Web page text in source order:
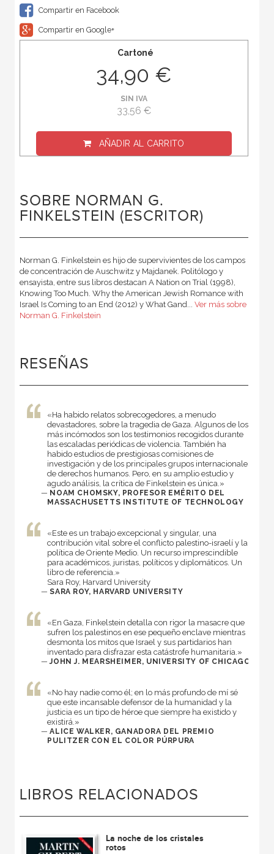
Compartir en Facebook
Compartir en Google+
Cartoné
34,90 €
SIN IVA
33,56 €
AÑADIR AL CARRITO
SOBRE NORMAN G.
FINKELSTEIN (ESCRITOR)
Norman G. Finkelstein es hijo de supervivientes de los campos
de concentración de Auschwitz y Majdanek. Politólogo y
ensayista, entre sus libros destacan A Nation on Trial (1998),
Knowing Too Much. Why the American Jewish Romance with
Israel Is Coming to an End (2012) y What Gand... Ver más sobre
Norman G. Finkelstein
RESEÑAS
«Ha habido relatos sobrecogedores, a menudo
devastadores, sobre la tragedia de Gaza. Algunos de los
más incómodos son los testimonios recogidos durante
las escaladas periódicas de violencia. También ha
habido estudios de prestigiosas comisiones de
investigación y de los principales grupos internacionales
de derechos humanos. Pero, en su amplio estudio y
agudo análisis, la crítica de Finkelstein es única.»
— NOAM CHOMSKY, PROFESOR EMÉRITO DEL
MASSACHUSETTS INSTITUTE OF TECHNOLOGY
«Este es un trabajo excepcional y singular, una
contribución vital sobre el conflicto palestino-israelí y la
política de Oriente Medio. Un recurso imprescindible
para académicos, juristas, políticos y diplomáticos. Un
libro de referencia.»
Sara Roy, Harvard University
— SARA ROY, HARVARD UNIVERSITY
«En Gaza, Finkelstein detalla con rigor la masacre que
sufren los palestinos en ese pequeño enclave mientras
desmonta los mitos que Israel y sus partidarios han
inventado para disfrazar esta catástrofe humanitaria.»
— JOHN J. MEARSHEIMER, UNIVERSITY OF CHICAGO
«No hay nadie como él; en lo más profundo de mí sé
que este incansable defensor de la humanidad y la
justicia es un tipo de héroe que siempre ha existido y
existirá.»
— ALICE WALKER, GANADORA DEL PREMIO
PULITZER CON EL COLOR PÚRPURA
LIBROS RELACIONADOS
La noche de los cristales
rotos